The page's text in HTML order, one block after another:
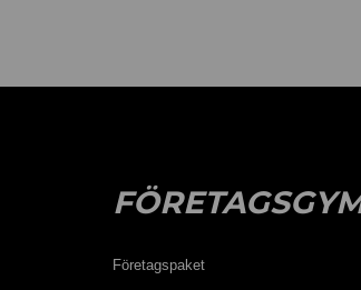
Företagspaket